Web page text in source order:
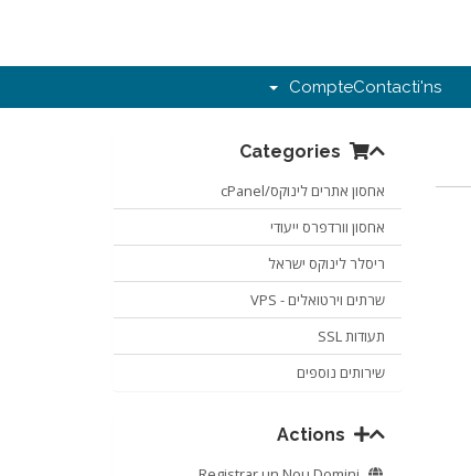
Contacti'ns
Compte
Categories
אחסון אתרים לינוקס/cPanel
אחסון וורדפרס ייעודי
ריסלר לינוקס ישראל
שרתים וירטואלים - VPS
תעודות SSL
שירותים נוספים